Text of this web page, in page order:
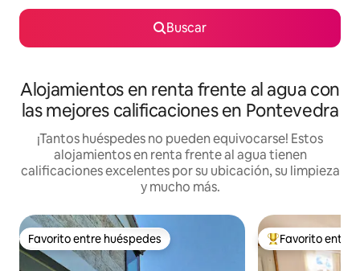
Buscar
Alojamientos en renta frente al agua con
las mejores calificaciones en Pontevedra
¡Tantos huéspedes no pueden equivocarse! Estos
alojamientos en renta frente al agua tienen
calificaciones excelentes por su ubicación, su limpieza
y mucho más.
Favorito entre huéspedes
Favorito entre huéspedes De los mejores
Favorito entre